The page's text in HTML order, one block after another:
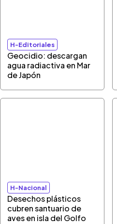
H-Editoriales
Geocidio: descargan
agua radiactiva en Mar
de Japón
H-Nacional
Desechos plásticos
cubren santuario de
aves en isla del Golfo